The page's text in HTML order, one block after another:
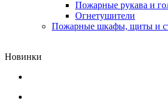
Пожарные рукава и
Огнетушители
Пожарные шкафы, щиты и
Новинки